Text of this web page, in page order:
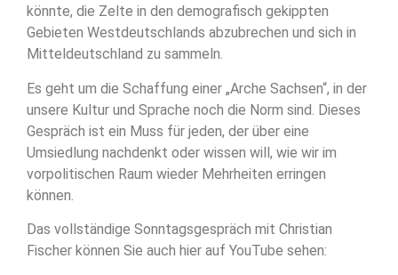
könnte, die Zelte in den demografisch gekippten
Gebieten Westdeutschlands abzubrechen und sich in
Mitteldeutschland zu sammeln.
Es geht um die Schaffung einer „Arche Sachsen“, in der
unsere Kultur und Sprache noch die Norm sind . Dieses
Gespräch ist ein Muss für jeden, der über eine
Umsiedlung nachdenkt oder wissen will, wie wir im
vorpolitischen Raum wieder Mehrheiten erringen
können
Das vollständige Sonntagsgespräch mit Christian
Fischer können Sie auch hier auf YouTube sehen: